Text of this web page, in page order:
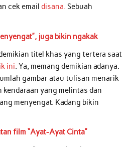
cek email disana. Sebuah
juga bikin ngakak
demikian titel khas yang tertera saat
ini. Ya, memang demikian adanya.
gambar atau tulisan menarik
kendaraan yang melintas dan
menyengat. Kadang bikin
film “Ayat-Ayat Cinta”